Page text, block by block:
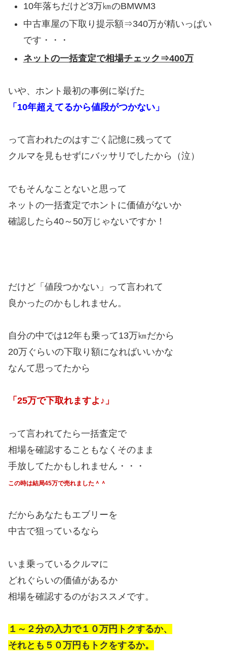
10年落ちだけど3万㎞のBMWM3
中古車屋の下取り提示額⇒340万が精いっぱい
です・・・
ネットの一括査定で相場チェック⇒400万
いや、ホント最初の事例に挙げた
「10年超えてるから値段がつかない」
って言われたのはすごく記憶に残ってて
クルマを見もせずにバッサリでしたから（泣）
でもそんなことないと思って
ネットの一括査定でホントに価値がないか
確認したら40～50万じゃないですか！
だけど「値段つかない」って言われて
良かったのかもしれません。
自分の中では12年も乗って13万㎞だから
20万ぐらいの下取り額になればいいかな
なんて思ってたから
「25万で下取れますよ♪」
って言われてたら一括査定で
相場を確認することもなくそのまま
手放してたかもしれません・・・
この時は結局45万で売れました＾＾
だからあなたもエブリーを
中古で狙っているなら
いま乗っているクルマに
どれぐらいの価値があるか
相場を確認するのがおススメです。
１～２分の入力で１０万円トクするか、
それとも５０万円もトクをするか。